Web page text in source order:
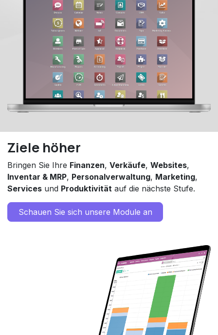
Ziele höher
Bringen Sie Ihre Finanzen, Verkäufe, Websites,
Inventar & MRP, Personalverwaltung, Marketing,
Services und Produktivität auf die nächste Stufe.
Schauen Sie sich unsere Module an